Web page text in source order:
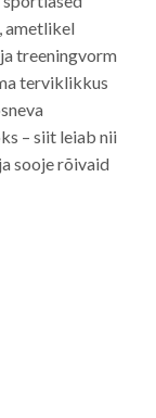
ametlikel
treeningvorm
terviklikkus
– siit leiab nii
sooje rõivaid